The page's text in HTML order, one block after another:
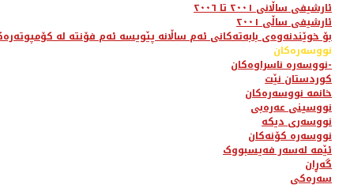
ئارشیفی ساڵانی ٢٠٠١ تا ٢٠٠٦
ئارشیفی ساڵی ٢٠٠١
بۆ خوێندنەوەی بابەتەکانی ئەم ساڵانە پێویسە ئەم فۆنتە لە
نووسەرەکان
نووسەرە ناسراوەکان-
کوردستان نێت
خانمە نووسەرەکان
نووسینی عەرەبی
نووسەری دیکە
نووسەرە کۆنەکان
ئێمە لەسەر فەیسبووک
گەڕان
سەرەکی